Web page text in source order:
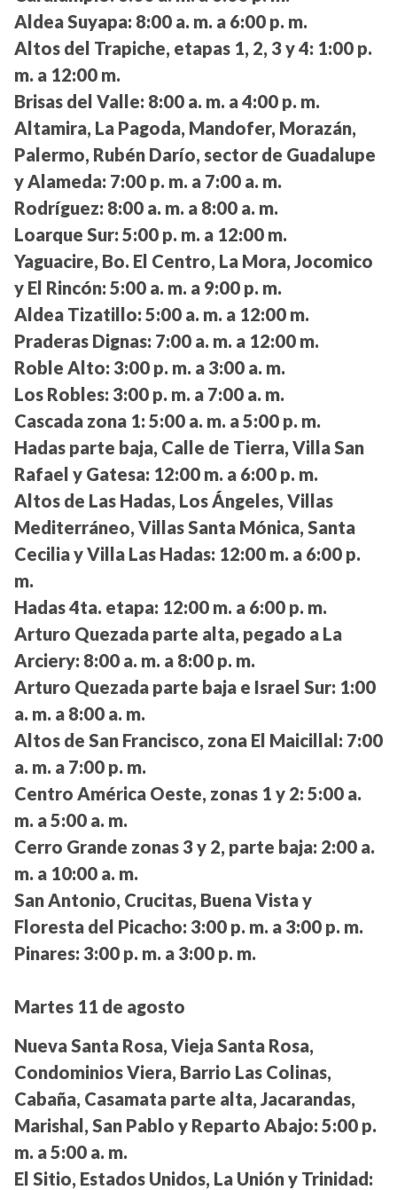
Aldea Suyapa: 8:00 a. m. a 6:00 p. m.
Altos del Trapiche, etapas 1, 2, 3 y 4: 1:00 p.
m. a 12:00 m.
Brisas del Valle: 8:00 a. m. a 4:00 p. m.
Altamira, La Pagoda, Mandofer, Morazán,
Palermo, Rubén Darío, sector de Guadalupe
y Alameda: 7:00 p. m. a 7:00 a. m.
Rodríguez: 8:00 a. m. a 8:00 a. m.
Loarque Sur: 5:00 p. m. a 12:00 m.
Yaguacire, Bo. El Centro, La Mora, Jocomico
y El Rincón: 5:00 a. m. a 9:00 p. m.
Aldea Tizatillo: 5:00 a. m. a 12:00 m.
Praderas Dignas: 7:00 a. m. a 12:00 m.
Roble Alto: 3:00 p. m. a 3:00 a. m.
Los Robles: 3:00 p. m. a 7:00 a. m.
Cascada zona 1: 5:00 a. m. a 5:00 p. m.
Hadas parte baja, Calle de Tierra, Villa San
Rafael y Gatesa: 12:00 m. a 6:00 p. m.
Altos de Las Hadas, Los Ángeles, Villas
Mediterráneo, Villas Santa Mónica, Santa
Cecilia y Villa Las Hadas: 12:00 m. a 6:00 p.
m.
Hadas 4ta. etapa: 12:00 m. a 6:00 p. m.
Arturo Quezada parte alta, pegado a La
Arciery: 8:00 a. m. a 8:00 p. m.
Arturo Quezada parte baja e Israel Sur: 1:00
a. m. a 8:00 a. m.
Altos de San Francisco, zona El Maicillal: 7:00
a. m. a 7:00 p. m.
Centro América Oeste, zonas 1 y 2: 5:00 a.
m. a 5:00 a. m.
Cerro Grande zonas 3 y 2, parte baja: 2:00 a.
m. a 10:00 a. m.
San Antonio, Crucitas, Buena Vista y
Floresta del Picacho: 3:00 p. m. a 3:00 p. m.
Pinares: 3:00 p. m. a 3:00 p. m.
Martes 11 de agosto
Nueva Santa Rosa, Vieja Santa Rosa,
Condominios Viera, Barrio Las Colinas,
Cabaña, Casamata parte alta, Jacarandas,
Marishal, San Pablo y Reparto Abajo: 5:00 p.
m. a 5:00 a. m.
El Sitio, Estados Unidos, La Unión y Trinidad: